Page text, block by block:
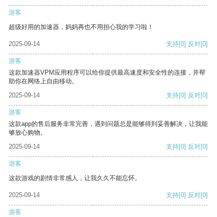
游客
超级好用的加速器，妈妈再也不用担心我的学习啦！
2025-09-14 支持[0] 反对[0]
游客
这款加速器VPM应用程序可以给你提供最高速度和安全性的连接，并帮
助你在网络上自由移动。
2025-09-14
支持[0] 反对[0]
游客
这款app的售后服务非常完善，遇到问题总是能够得到妥善解决，让我能
够放心购物。
2025-09-14
支持[0] 反对[0]
游客
这款游戏的剧情非常感人，让我久久不能忘怀。
2025-09-14 支持[0] 反对[0]
游客